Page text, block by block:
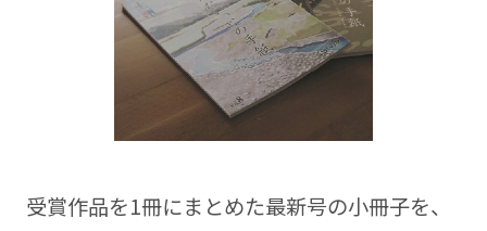
受賞作品を1冊にまとめた最新号の⼩冊⼦を、